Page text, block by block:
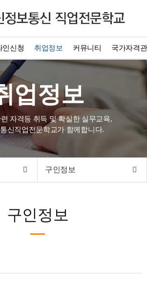
인신청 취업정보 커뮤니티 국가자격
업정보
자격등 취득 및 확실한 실무교육,
신직업전문학교가 함께합니다.
구인정보
구인정보